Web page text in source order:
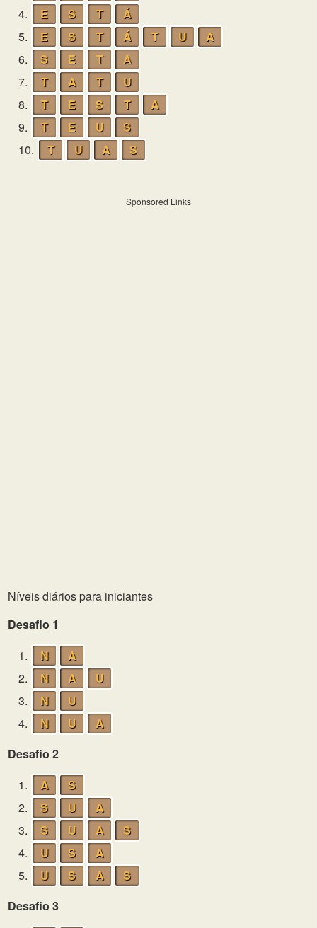
4.
E S T
Á
5.
E S T Á T U
A
6.
S E T
A
7.
T A T
U
8.
T E S T
A
9.
T E U
S
10.
T U A S
Sponsored Links
Níveis diários para iniciantes
Desafio 1
1.
N
A
2.
N A
U
3.
N
U
4.
N U
A
Desafio 2
1.
A
S
2.
S U
A
3.
S U A
S
4.
U S
A
5.
U S A
S
Desafio 3